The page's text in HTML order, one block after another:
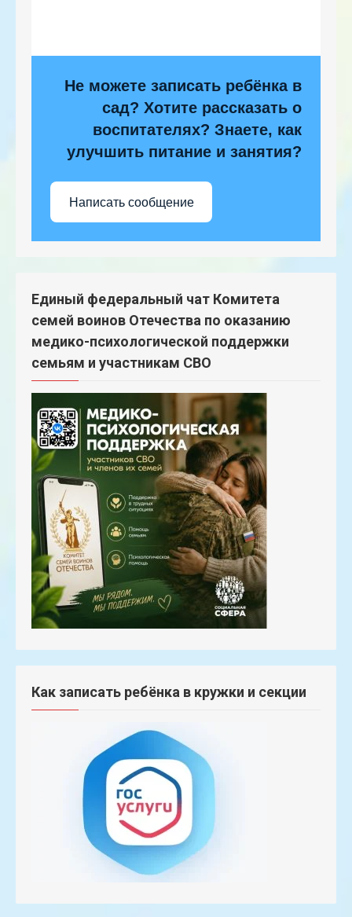
Не можете записать ребёнка в
сад? Хотите рассказать о
воспитателях? Знаете, как
улучшить питание и занятия?
Написать сообщение
Единый федеральный чат Комитета
семей воинов Отечества по оказанию
медико-психологической поддержки
семьям и участникам СВО
Как записать ребёнка в кружки и секции